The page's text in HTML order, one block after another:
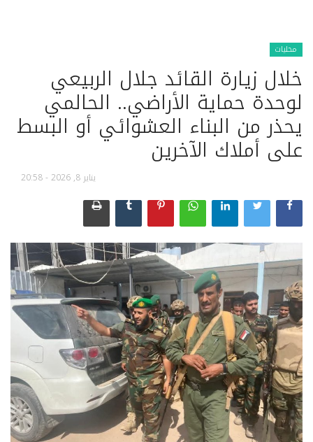
محليات
خلال زيارة القائد جلال الربيعي
لوحدة حماية الأراضي.. الحالمي
يحذر من البناء العشوائي أو البسط
على أملاك الآخرين
يناير 8, 2026 - 20:58